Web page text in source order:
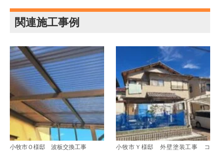
関連施工事例
小牧市Ｏ様邸 波板交換工事 小牧市Ｙ様邸 外壁塗装工事 コ